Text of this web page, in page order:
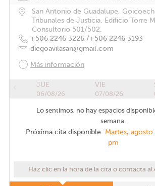
San Antonio de Guadalupe,
Tribunales de Justicia. Edificio Torre
Consultorio 501/502.
+506 2246 3226 /+506 2246 3193
diegoavilasan@gmail.com
Más información
JUE
06/08/26
VIE
07/08/26
Lo sentimos, no hay espacios
semana.
Próxima cita disponible: Martes,
pm
Haz clic en la hora de la cita o contacta